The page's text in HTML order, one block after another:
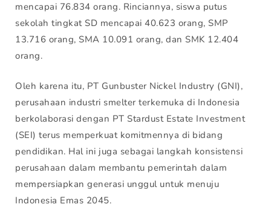
mencapai 76.834 orang. Rinciannya, siswa putus
sekolah tingkat SD mencapai 40.623 orang, SMP
13.716 orang, SMA 10.091 orang, dan SMK 12.404
orang.
Oleh karena itu, PT Gunbuster Nickel Industry (GNI),
perusahaan industri smelter terkemuka di Indonesia
berkolaborasi dengan PT Stardust Estate Investment
(SEI) terus memperkuat komitmennya di bidang
pendidikan. Hal ini juga sebagai langkah konsistensi
perusahaan dalam membantu pemerintah dalam
mempersiapkan generasi unggul untuk menuju
Indonesia Emas 2045.